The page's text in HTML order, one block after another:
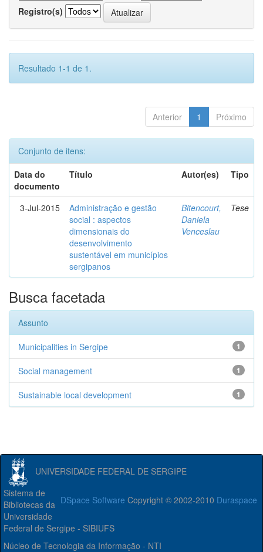
Registro(s)
Resultado 1-1 de 1.
Anterior 1 Próximo
Conjunto de itens:
Data do
documento
Título Autor(es) Tipo
3-Jul-2015
Administração e gestão
social : aspectos
dimensionais do
desenvolvimento
sustentável em municípios
sergipanos
Bitencourt,
Daniela
Venceslau
Tese
Busca facetada
Assunto
1
Municipalities in Sergipe
1
Social management
1
Sustainable local development
UNIVERSIDADE FEDERAL DE SERGIPE
DSpace Software Copyright © 2002-2010 Duraspace
Sistema de
Bibliotecas da
Universidade
Federal de Sergipe - SIBIUFS
Núcleo de Tecnologia da Informação - NTI